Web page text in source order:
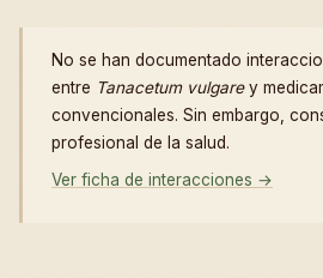
No se han documentado
entre Tanacetum vulgarey
convencionales. Sin embargo,
profesional de la salud.
Ver ficha de interacciones →